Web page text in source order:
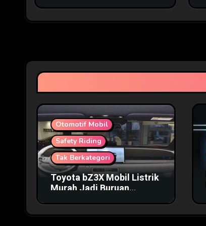
Otomotif Mobil
Safety Riding
Tak Berkategori
Toyota bZ3X Mobil Listrik
Murah Jadi Buruan